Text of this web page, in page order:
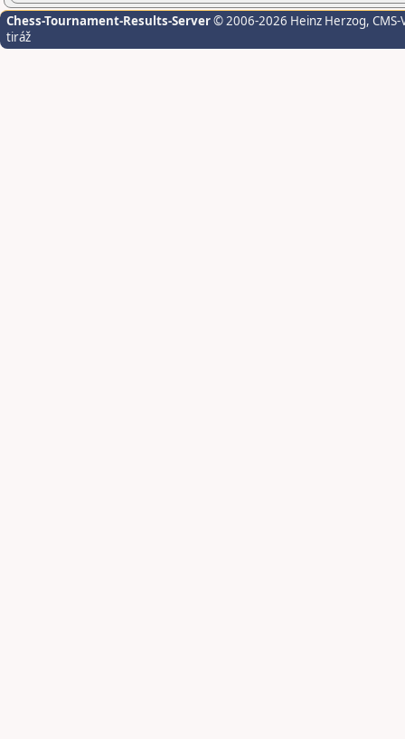
Chess-Tournament-Results-Server© 2006-2026 Heinz Herzog,
tiráž